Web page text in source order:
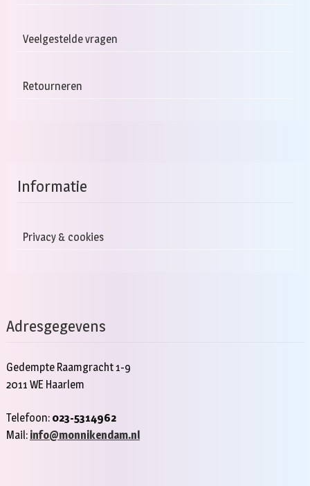
Veelgestelde vragen
Retourneren
Informatie
Privacy & cookies
Adresgegevens
Gedempte Raamgracht 1-9
2011 WE Haarlem
Telefoon: 023-5314962
Mail: info@monnikendam.nl